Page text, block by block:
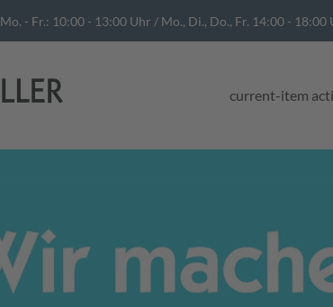
Mo. - Fr.: 10:00 - 13:00 Uhr / Mo., Di., Do., Fr. 14:00 - 18:00
current-item